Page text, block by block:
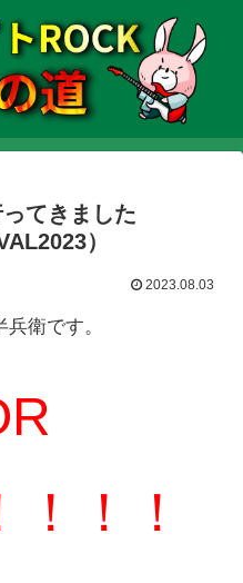
てきました
）
2023.08.03
衛です。
！！